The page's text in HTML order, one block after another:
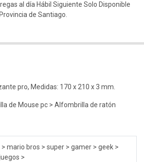
al día Hábil Siguiente Solo Disponible
de Santiago.
pro, Medidas: 170 x 210 x 3 mm.
de Mouse pc > Alfombrilla de ratón
> mario bros > super > gamer > geek >
>